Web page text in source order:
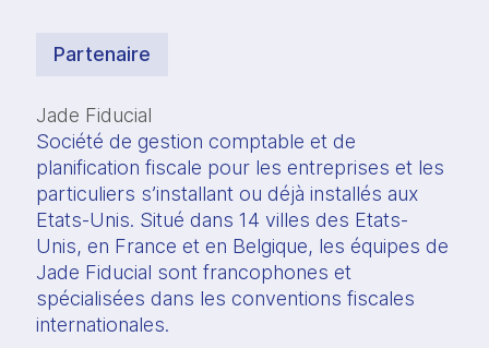
Partenaire
Jade Fiducial
Société de gestion comptable et de
planification fiscale pour les entreprises et les
particuliers s’installant ou déjà installés aux
Etats-Unis. Situé dans 14 villes des Etats-
Unis, en France et en Belgique, les équipes de
Jade Fiducial sont francophones et
spécialisées dans les conventions fiscales
internationales.